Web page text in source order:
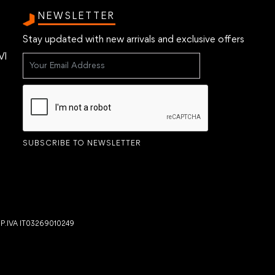
NEWSLETTER
Stay updated with new arrivals and exclusive offers
SUBSCRIBE TO NEWSLETTER
IT03269010249